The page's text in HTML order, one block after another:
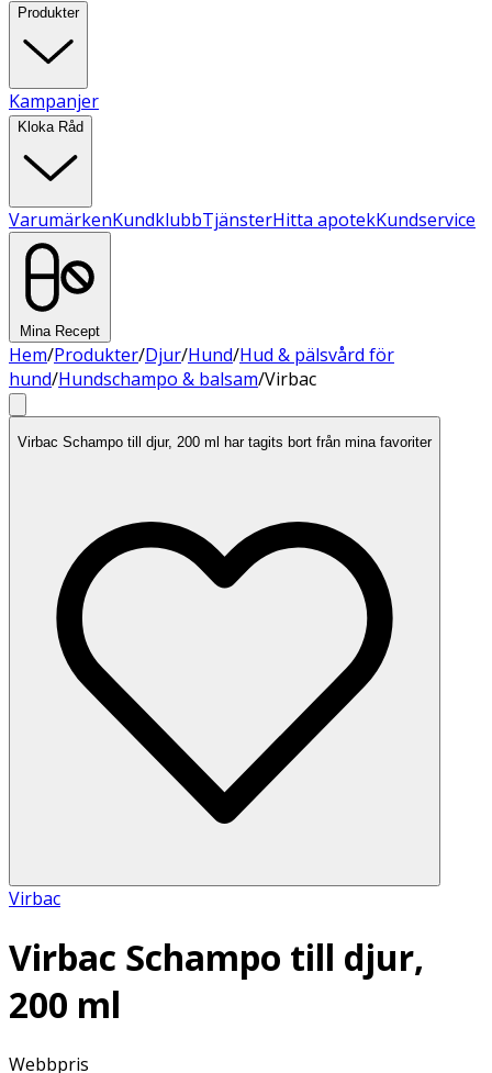
Produkter
Kampanjer
Kloka Råd
VarumärkenKundklubbTjänsterHitta apotekKundservice
Mina Recept
Hem/Produkter/Djur/Hund/Hud & pälsvård för
hund/Hundschampo & balsam/Virbac
Virbac Schampo till djur, 200 ml har tagits bort från mina favoriter
Virbac
Virbac Schampo till djur,
200 ml
Webbpris